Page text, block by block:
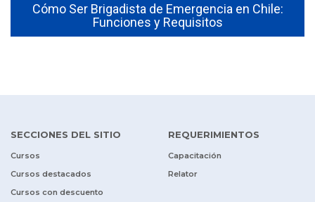
Cómo Ser Brigadista de Emergencia en Chile:
Funciones y Requisitos
SECCIONES DEL SITIO
Cursos
Cursos destacados
Cursos con descuento
REQUERIMIENTOS
Capacitación
Relator